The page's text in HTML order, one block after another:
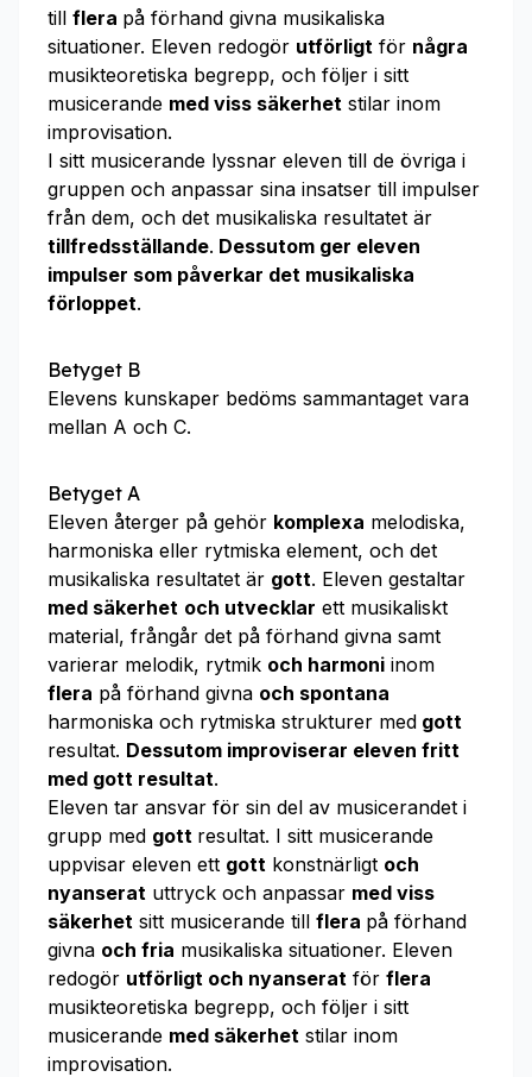
till flera på förhand givna musikaliska
situationer. Eleven redogör utförligt för några
musikteoretiska begrepp, och följer i sitt
musicerande med viss säkerhet stilar inom
improvisation.
I sitt musicerande lyssnar eleven till de övriga i
gruppen och anpassar sina insatser till impulser
från dem, och det musikaliska resultatet är
tillfredsställande. Dessutom ger eleven
impulser som påverkar det musikaliska
förloppet.
Betyget B
Elevens kunskaper bedöms sammantaget vara
mellan A och C.
Betyget A
Eleven återger på gehör komplexa melodiska,
harmoniska eller rytmiska element, och det
musikaliska resultatet är gott. Eleven gestaltar
med säkerhet och utvecklar ett musikaliskt
material, frångår det på förhand givna samt
varierar melodik, rytmik och harmoni inom
flera på förhand givna och spontana
harmoniska och rytmiska strukturer med gott
resultat. Dessutom improviserar eleven fritt
med gott resultat.
Eleven tar ansvar för sin del av musicerandet i
grupp med gott resultat. I sitt musicerande
uppvisar eleven ett gott konstnärligt och
nyanserat uttryck och anpassar med viss
säkerhet sitt musicerande till flera på förhand
givna och fria musikaliska situationer. Eleven
redogör utförligt och nyanserat för flera
musikteoretiska begrepp, och följer i sitt
musicerande med säkerhet stilar inom
improvisation.